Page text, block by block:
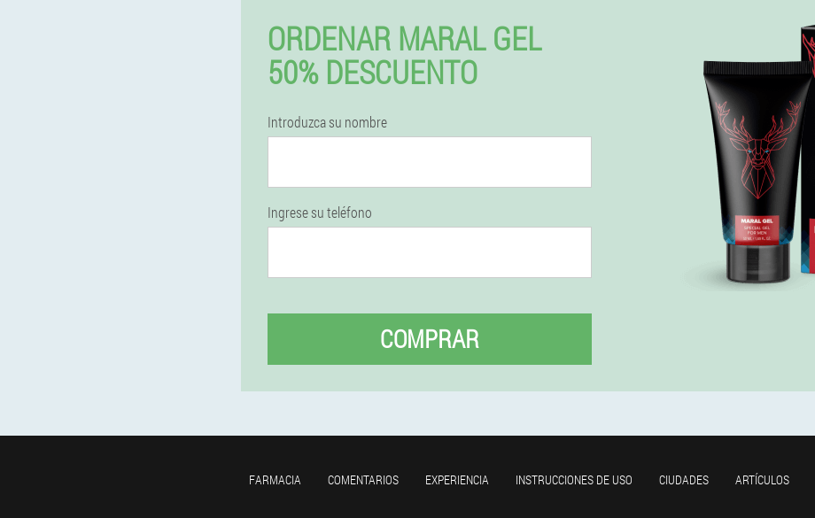
ORDENAR MARAL GEL
50% DESCUENTO
Introduzca su nombre
Ingrese su teléfono
COMPRAR
FARMACIA COMENTARIOS EXPERIENCIA INSTRUCCIONES DE USO CIUDADES ARTÍCULOS